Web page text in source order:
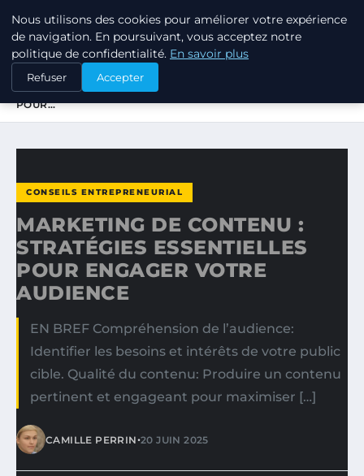
TUEZ-LES TOUS
ACCUEIL
CONSEILS ENTREPRENEURIAL
MARKETING DE CONTENU : STRATÉGIES ESSENTIELLES
POUR…
CONSEILS ENTREPRENEURIAL
MARKETING DE CONTENU :
STRATÉGIES ESSENTIELLES
POUR ENGAGER VOTRE
AUDIENCE
EN BREF Compréhension de l’audience:
Identifier les besoins et intérêts de votre public
cible. Qualité du contenu: Produire un contenu
pertinent et engageant pour maximiser […]
CAMILLE PERRIN•20 JUIN 2025
Nous utilisons des cookies pour améliorer votre expérience
de navigation. En poursuivant, vous acceptez notre
politique de confidentialité. En savoir plus
Refuser Accepter